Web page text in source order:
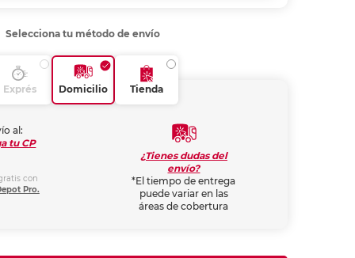
Selecciona tu método de envío
Exprés Domicilio Tienda
al:
tu CP
con
Pro.
¿Tienes dudas del
envío?
*El tiempo de entrega
puede variar en las
áreas de cobertura